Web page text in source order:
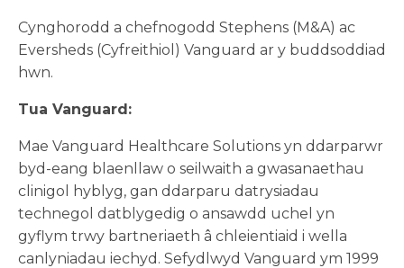
Cynghorodd a chefnogodd Stephens (M&A) ac
Eversheds (Cyfreithiol) Vanguard ar y buddsoddiad
hwn.
Tua Vanguard:
Mae Vanguard Healthcare Solutions yn ddarparwr
byd-eang blaenllaw o seilwaith a gwasanaethau
clinigol hyblyg, gan ddarparu datrysiadau
technegol datblygedig o ansawdd uchel yn
gyflym trwy bartneriaeth â chleientiaid i wella
canlyniadau iechyd. Sefydlwyd Vanguard ym 1999